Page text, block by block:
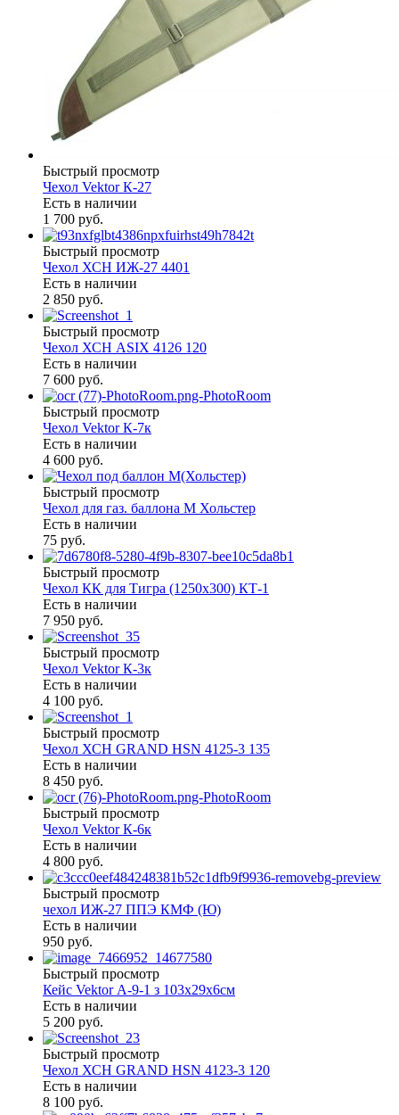
Быстрый просмотр
Чехол Vektor К-27
Есть в наличии
1 700 руб.
Быстрый просмотр
Чехол ХСН ИЖ-27 4401
Есть в наличии
2 850 руб.
Быстрый просмотр
Чехол ХСН ASIX 4126 120
Есть в наличии
7 600 руб.
Быстрый просмотр
Чехол Vektor К-7к
Есть в наличии
4 600 руб.
Быстрый просмотр
Чехол для газ. баллона М Хольстер
Есть в наличии
75 руб.
Быстрый просмотр
Чехол КК для Тигра (1250х300) КТ-1
Есть в наличии
7 950 руб.
Быстрый просмотр
Чехол Vektor К-3к
Есть в наличии
4 100 руб.
Быстрый просмотр
Чехол ХСН GRAND HSN 4125-3 135
Есть в наличии
8 450 руб.
Быстрый просмотр
Чехол Vektor К-6к
Есть в наличии
4 800 руб.
Быстрый просмотр
чехол ИЖ-27 ППЭ КМФ (Ю)
Есть в наличии
950 руб.
Быстрый просмотр
Кейс Vektor А-9-1 з 103х29х6см
Есть в наличии
5 200 руб.
Быстрый просмотр
Чехол ХСН GRAND HSN 4123-3 120
Есть в наличии
8 100 руб.